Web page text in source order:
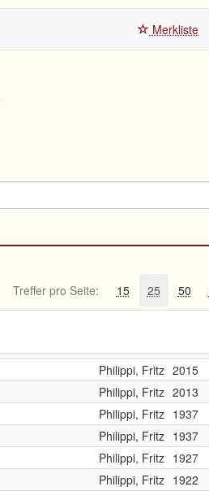
Merkliste
Treffer pro Seite: 15 25 50
Philippi, Fritz 2015
Philippi, Fritz 2013
Philippi, Fritz 1937
Philippi, Fritz 1937
Philippi, Fritz 1927
Philippi, Fritz 1922